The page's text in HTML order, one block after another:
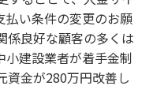
払い条件の変更のお願
係良好な顧客の多くは
小建設業者が着手金制
資金が280万円改善し